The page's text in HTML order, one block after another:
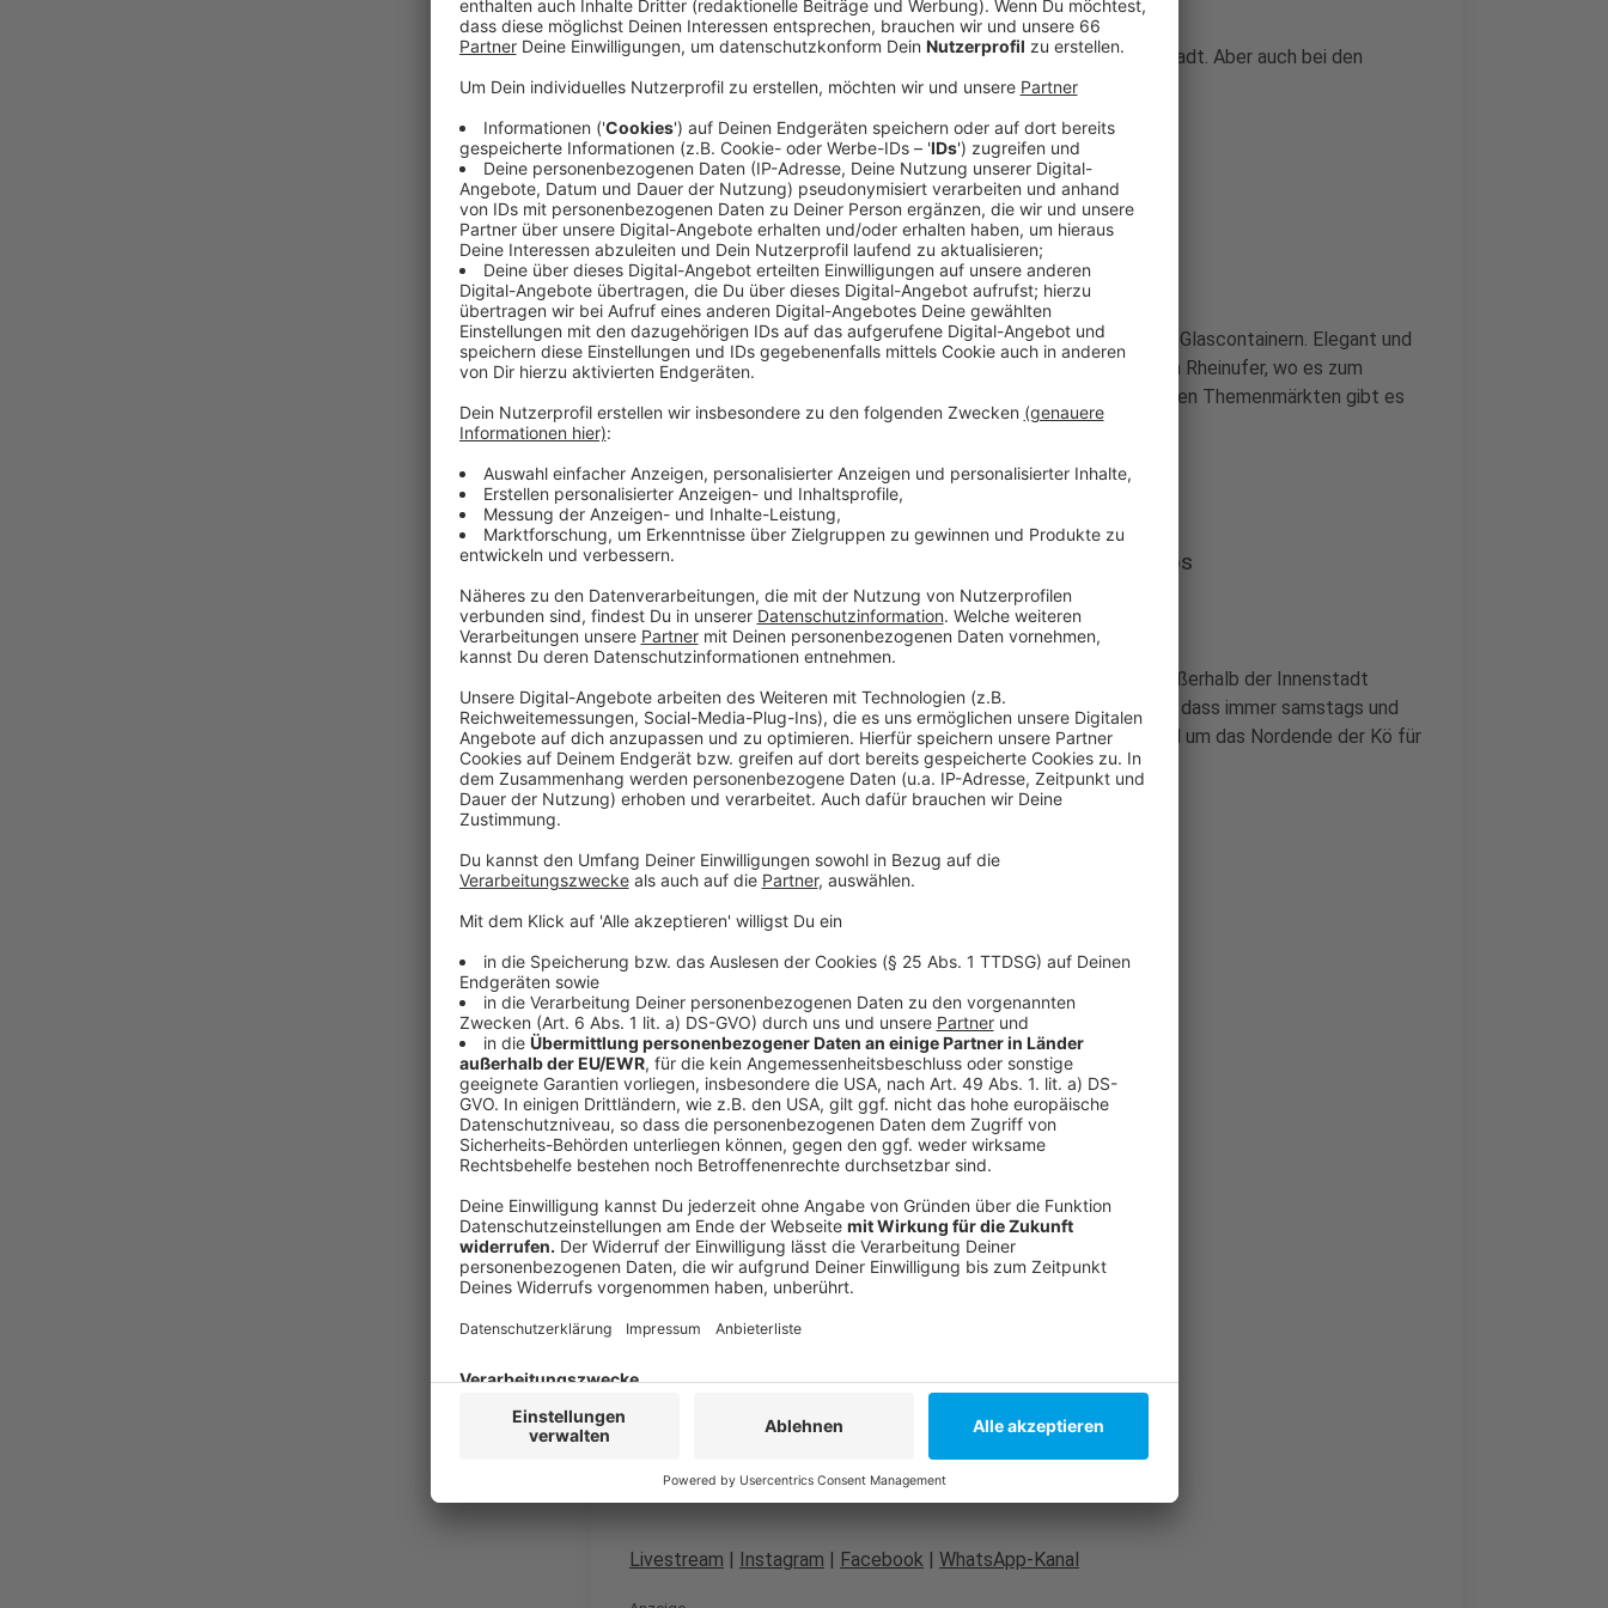
Dieses Jahr gilt unter anderem ein neues Verkehrskonzept der Stadt. Aber auch bei den
Verkaufsständen gibt es Neuerungen.
Anzeige
Highlights: Winter Village und Weihnachts-Promenade
Anzeige
Das"Winter Village" auf der Kö ist neu, unter anderem mit weißen Glascontainern. Elegant und
hochwertig soll es hier werden. Nostalgisch bleibt es dagegen am Rheinufer, wo es zum
zweiten Mal die Weihnachts-Promenade gibt. - Einzelheiten zu allen Themenmärkten gibt es
hier.
Anzeige
Weihnachtsmärkte: Verkehrskonzept und Anreise-Tipps
Anzeige
Die Stadt rät uns, mit der Rheinbahn zu kommen. Autos sollten außerhalb der Innenstadt
abgestellt werden: in Parkhäusern oder auf P&R-Plätzen. Neu ist, dass immer samstags und
am verkaufsoffenen Sonntag Ende November einige Straßen rund um das Nordende der Kö für
Autos gesperrt sind.
Anzeige
Rheinbahn erweitert ihr Angebot
LIVE: Aktuelle Belegung der Parkhäuser
P&R-Plätze in und rund um Düsseldorf
Neues Verkehrskonzept der Stadt zu den Weihnachtsmärkten
Weihnachts-Promenade am Rheinufer
Weihnachtsmärkte in den Düsseldorfer Stadtteilen
Folge uns für mehr News & Updates:
Anzeige
Livestream | Instagram | Facebook | WhatsApp-Kanal